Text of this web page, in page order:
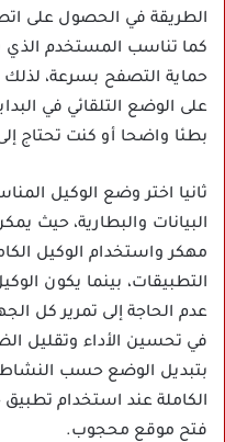
الطريقة في الحصول على
كما تناسب المستخدم الذي
حماية التصفح بسرعة،
على الوضع التلقائي في
بطئا واضحا أو كنت تحتاج
ثانيا اختر وضع الوكيل
مهكر واستخدام الوكيل
التطبيقات، بينما يكون
عدم الحاجة إلى تمرير كل
في تحسين الأداء وتقليل
بتبديل الوضع حسب النشاط
الكاملة عند استخدام
فتح موقع محجوب.